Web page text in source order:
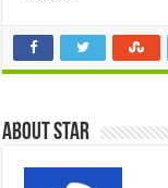
About star